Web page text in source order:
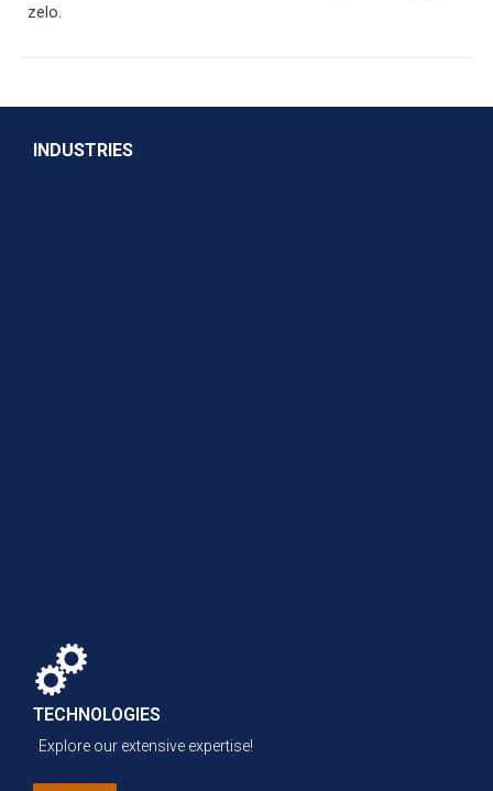
zelo.
INDUSTRIES
TECHNOLOGIES
Explore our extensive expertise!